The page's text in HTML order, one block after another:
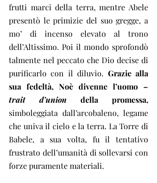
frutti marci della terra, mentre Abele
presentò le primizie del suo gregge, a
mo’ di incenso elevato al trono
dell’Altissimo. Poi il mondo sprofondò
talmente nel peccato che Dio decise di
purificarlo con il diluvio. Grazie alla
trait d’union della promessa,
simboleggiata dall’arcobaleno, legame
che univa il cielo e la terra. La Torre di
Babele, a sua volta, fu il tentativo
frustrato dell’umanità di sollevarsi con
forze puramente materiali.